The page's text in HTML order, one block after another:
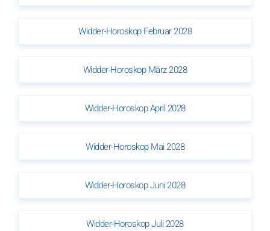
Widder-Horoskop Februar 2028
Widder-Horoskop März 2028
Widder-Horoskop April 2028
Widder-Horoskop Mai 2028
Widder-Horoskop Juni 2028
Widder-Horoskop Juli 2028